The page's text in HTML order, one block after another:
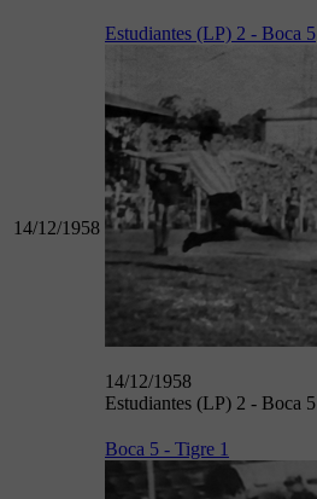
14/12/1958
Estudiantes (LP) 2 - Boca 5
14/12/1958
Estudiantes (LP) 2 - Boca 5
Boca 5 - Tigre 1